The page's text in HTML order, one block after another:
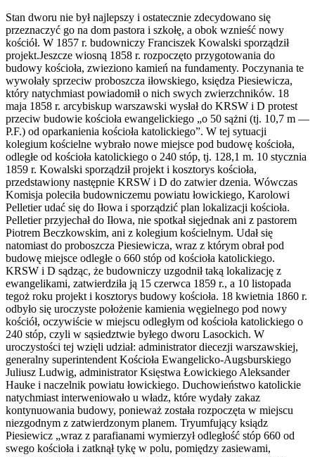
Stan dworu nie był najlepszy i ostatecznie zdecydowano się
przeznaczyć go na dom pastora i szkołę, a obok wznieść nowy
kościół. W 1857 r. budowniczy Franciszek Kowalski sporządził
projekt.Jeszcze wiosną 1858 r. rozpoczęto przygotowania do
budowy kościoła, zwieziono kamień na fundamenty. Poczynania te
wywołały sprzeciw proboszcza iłowskiego, księdza Piesiewicza,
który natychmiast powiadomił o nich swych zwierzchników. 18
maja 1858 r. arcybiskup warszawski wysłał do KRSW i D protest
przeciw budowie kościoła ewangelickiego „o 50 sążni (tj. 10,7 m —
P.F.) od oparkanienia kościoła katolickiego”. W tej sytuacji
kolegium kościelne wybrało nowe miejsce pod budowę kościoła,
odległe od kościoła katolickiego o 240 stóp, tj. 128,1 m. 10 stycznia
1859 r. Kowalski sporządził projekt i kosztorys kościoła,
przedstawiony następnie KRSW i D do zatwier­ dzenia. Wówczas
Komisja poleciła budowniczemu powiatu łowickiego, Karolowi
Pelletier udać się do Iłowa i sporządzić plan lokalizacji kościoła.
Pelletier przyjechał do Iłowa, nie spotkał sięjednak ani z pastorem
Piotrem Beczkowskim, ani z kolegium kościelnym. Udał się
natomiast do proboszcza Piesiewicza, wraz z którym obrał pod
budowę miejsce odległe o 660 stóp od kościoła katolickiego.
KRSW i D sądząc, że budowniczy uzgodnił taką lokalizację z
ewangelikami, zatwierdziła ją 15 czerwca 1859 r., a 10 listopada
tegoż roku projekt i kosztorys budowy kościoła. 18 kwietnia 1860 r.
odbyło się uroczyste położenie kamienia węgielnego pod nowy
kościół, oczywiście w miejscu odległym od kościoła katolickiego o
240 stóp, czyli w sąsiedztwie byłego dworu Lasockich. W
uroczystości tej wzięli udział: administrator diecezji warszawskiej,
generalny superintendent Kościoła Ewangelicko-Augsburskie­go
Juliusz Ludwig, administrator Księstwa Łowickiego Aleksander
Hauke i naczelnik powiatu łowickiego. Duchowieństwo katolickie
natychmiast interweniowało u władz, które wydały zakaz
kontynuowania budowy, ponieważ została rozpoczęta w miejscu
niezgodnym z zatwierdzonym planem. Tryumfujący ksiądz
Piesiewicz „wraz z parafianami wymierzył odległość stóp 660 od
swego kościoła i zatknął tykę w polu, pomiędzy zasiewami,